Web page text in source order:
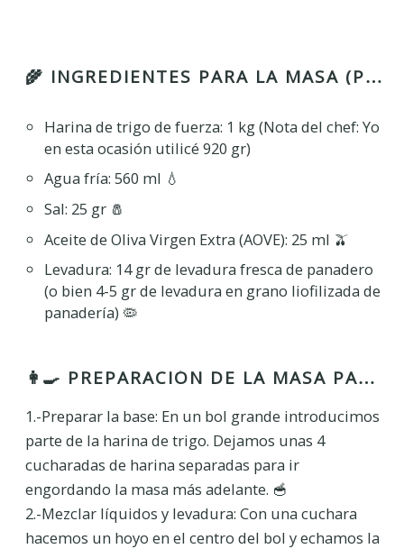
🌾 INGREDIENTES PARA LA MASA (PIZZA ITALIANA):
Harina de trigo de fuerza: 1 kg (Nota del chef: Yo
en esta ocasión utilicé 920 gr)
Agua fría: 560 ml 💧
Sal: 25 gr 🧂
Aceite de Oliva Virgen Extra (AOVE): 25 ml 🫒
Levadura: 14 gr de levadura fresca de panadero
(o bien 4-5 gr de levadura en grano liofilizada de
panadería) 🦠
👩‍🍳 PREPARACIÓN DE LA MASA PASO A PASO:
1.-Preparar la base: En un bol grande introducimos
parte de la harina de trigo. Dejamos unas 4
cucharadas de harina separadas para ir
engordando la masa más adelante. 🥣
2.-Mezclar líquidos y levadura: Con una cuchara
hacemos un hoyo en el centro del bol y echamos la